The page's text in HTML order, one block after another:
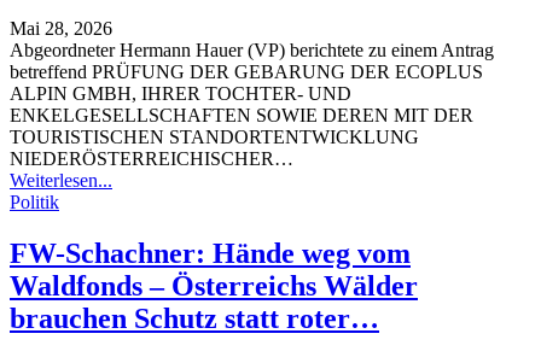
Mai 28, 2026
Abgeordneter Hermann Hauer (VP) berichtete zu einem Antrag
betreffend PRÜFUNG DER GEBARUNG DER ECOPLUS
ALPIN GMBH, IHRER TOCHTER- UND
ENKELGESELLSCHAFTEN SOWIE DEREN MIT DER
TOURISTISCHEN STANDORTENTWICKLUNG
NIEDERÖSTERREICHISCHER…
Weiterlesen...
Politik
FW-Schachner: Hände weg vom
Waldfonds – Österreichs Wälder
brauchen Schutz statt roter…